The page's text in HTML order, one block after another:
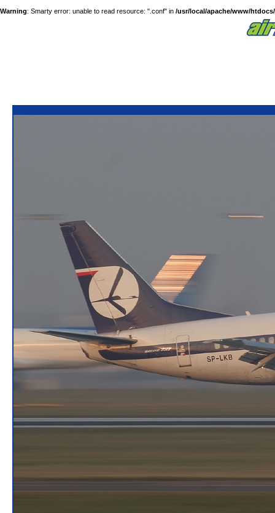
Warning: Smarty error: unable to read resource: ".conf" in /usr/local/apache/www/